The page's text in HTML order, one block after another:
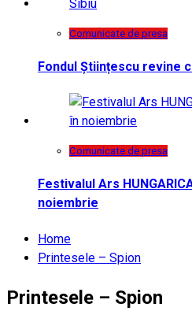
Comunicate de presa
Fondul Științescu revine
Comunicate de presa
Festivalul Ars
noiembrie
Home
Printesele – Spion
Printesele – Spion